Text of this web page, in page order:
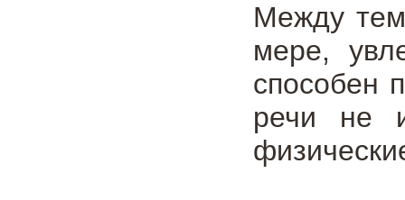
Между
мере,
способен
речи не